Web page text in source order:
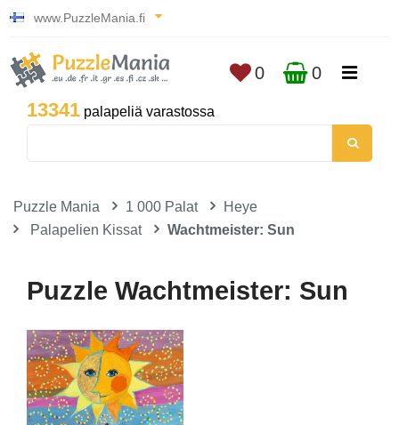
www.PuzzleMania.fi
13341 palapeliä varastossa
0 0
Puzzle Mania 1 000 Palat
Heye
Palapelien Kissat
Wachtmeister: Sun
Puzzle Wachtmeister: Sun